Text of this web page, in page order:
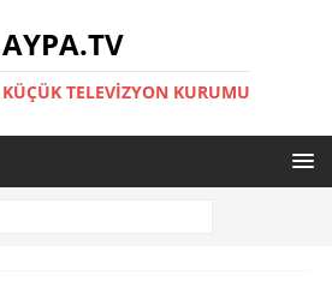
AYPA.TV
TELEVIZYON KURUMU